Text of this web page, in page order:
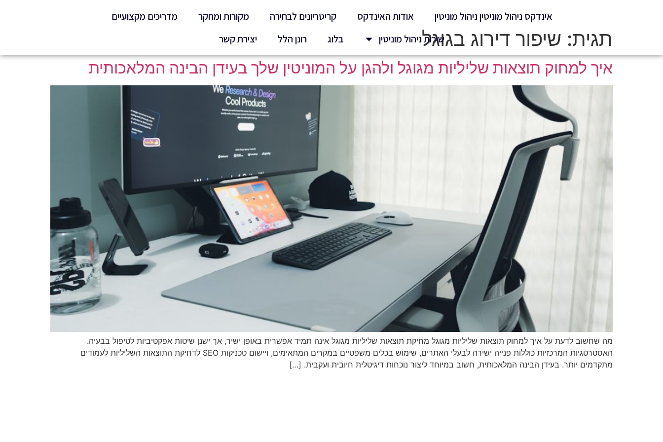
אינדקס ניהול מוניטין ניהול מוניטין אודות האינדקס קריטריונים לבחירה מקורות ומחקר
מדריכים מקצועיים
שירות ניהול מוניטין
בלוג רונן הלל יצירת קשר תגית: שיפור דירוג בגוגל
איך למחוק תוצאות שליליות מגוגל ולהגן על המוניטין שלך בעידן הבינה המלאכותית
מה שחשוב לדעת על איך למחוק תוצאות שליליות מגוגל מחיקת תוצאות שליליות מגוגל אינה תמיד אפשרית באופן ישיר, אך ישנן שיטות אפקטיביות לטיפול בבעיה.
האסטרטגיות המרכזיות כוללות פנייה ישירה לבעלי האתרים, שימוש בכלים משפטיים במקרים המתאימים, ויישום טכניקות SEO לדחיקת התוצאות השליליות לעמודים
מתקדמים יותר. בעידן הבינה המלאכותית, חשוב במיוחד ליצור נוכחות דיגיטלית חיובית ועקבית. […]